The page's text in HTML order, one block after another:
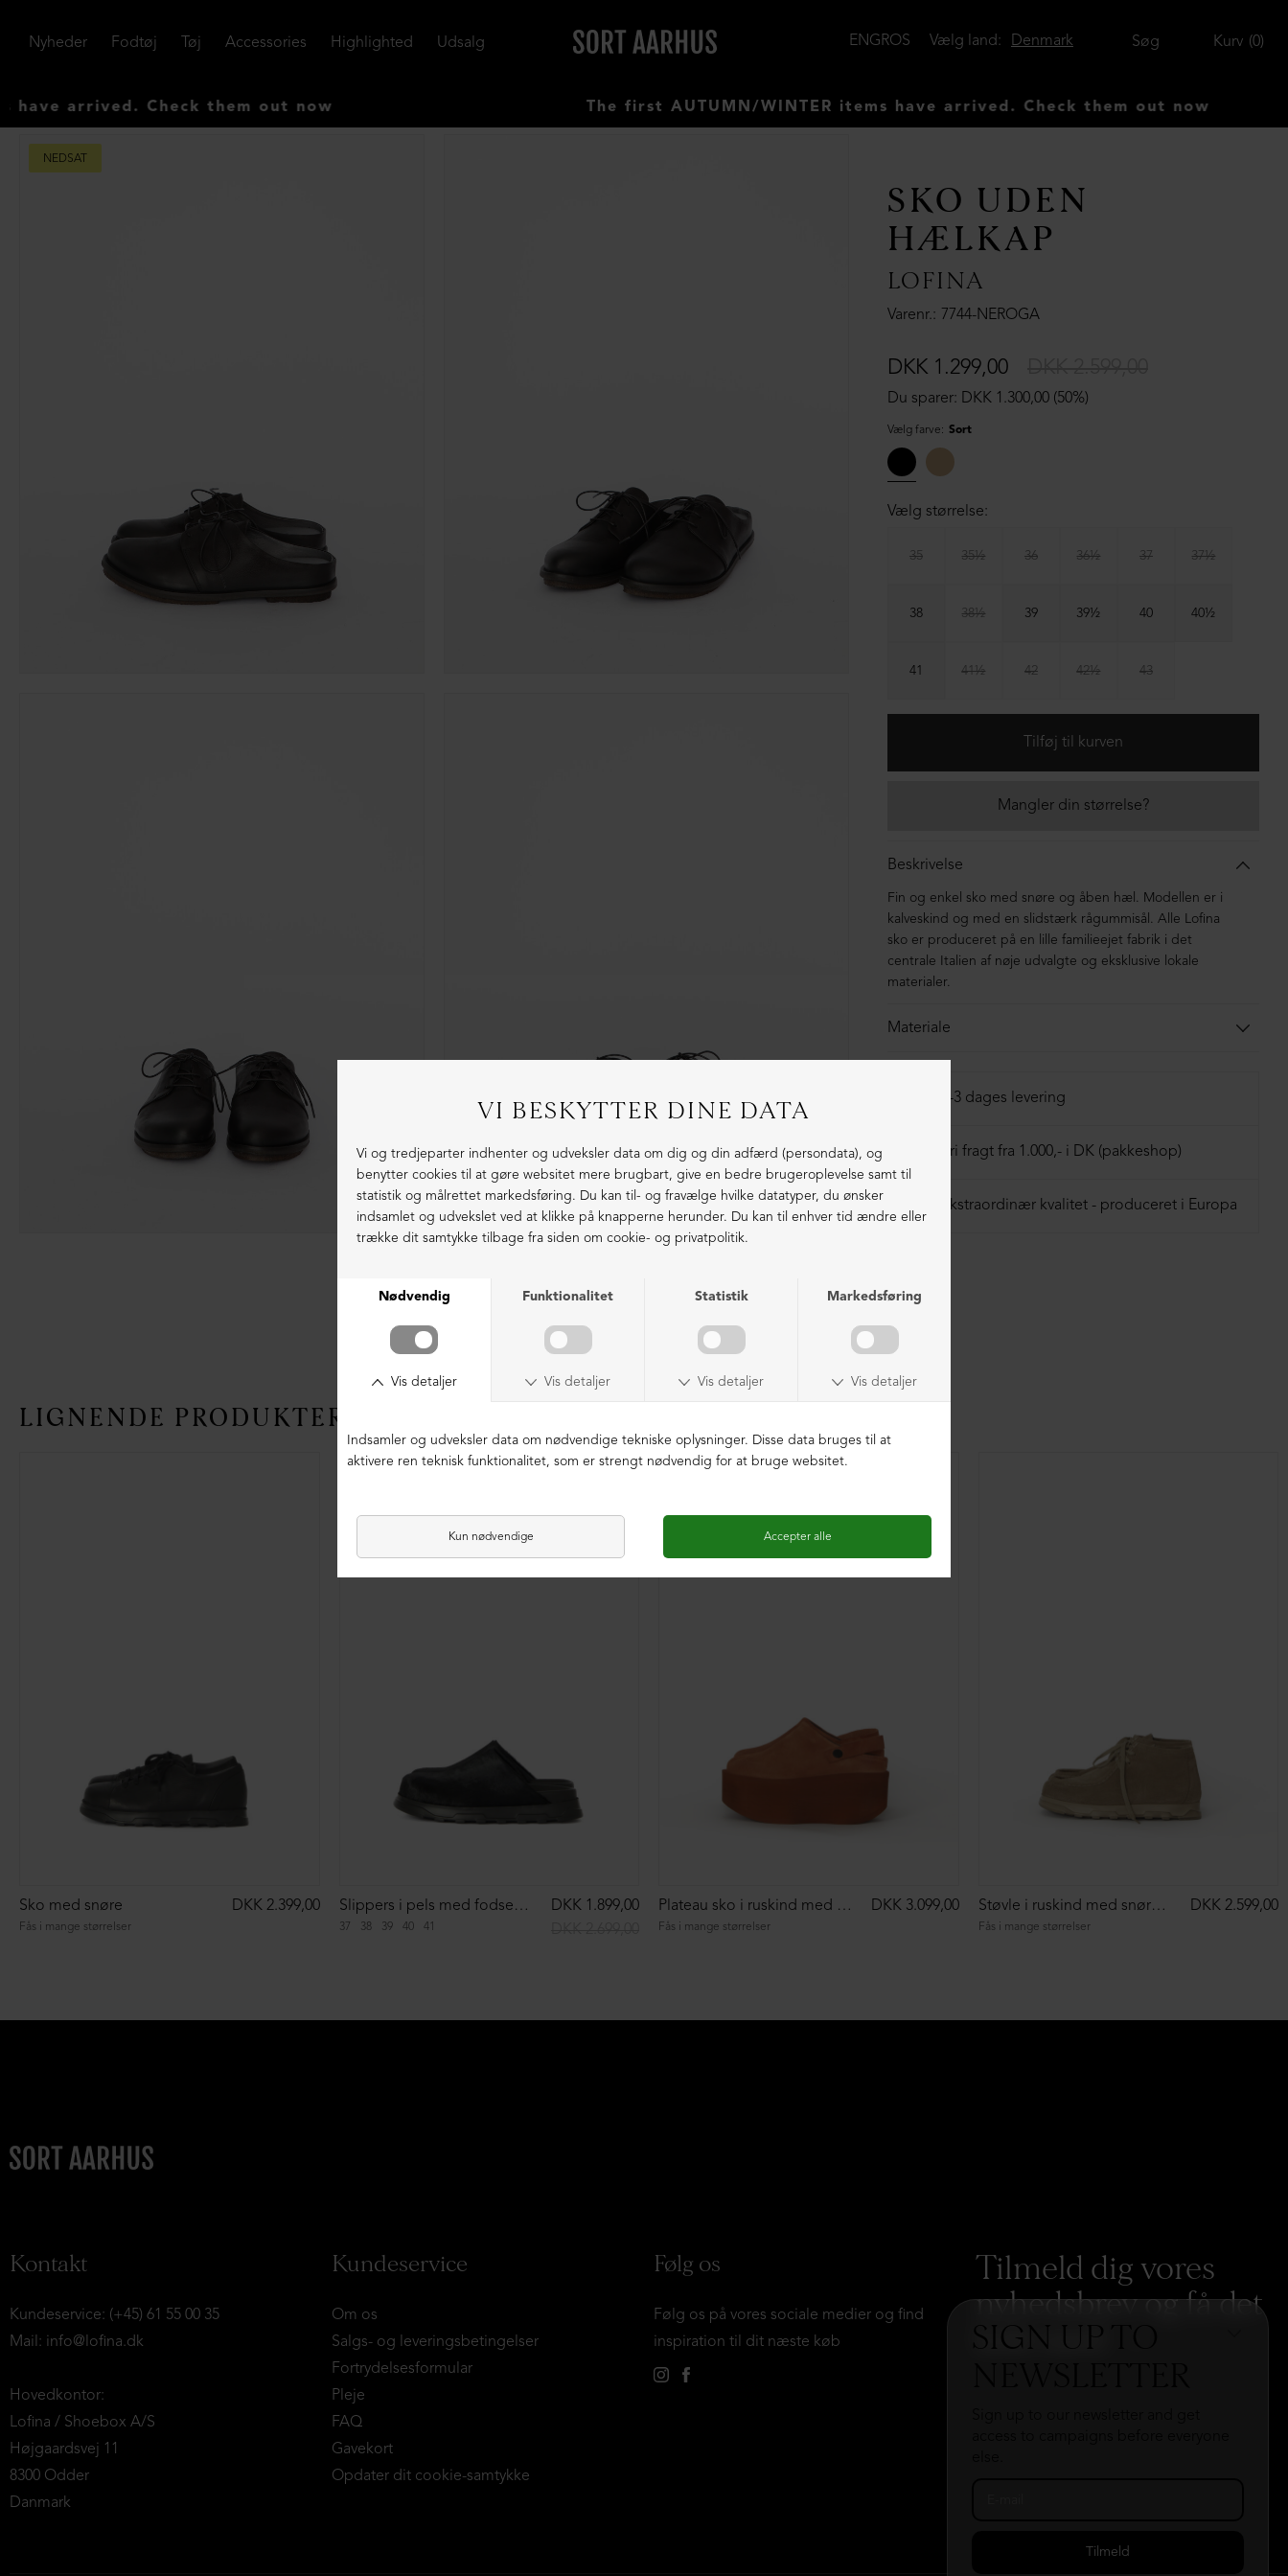
SIGN UP TO
Nyheder Fodtøj Tøj Accessories Highlighted Udsalg Kurv 0
Søg
Denmark
Vælg land:
ENGROS
arrived. Check them out now The first AUTUMN/WINTER items have arrived. Check them out now
NEDSAT
SKO UDEN
HÆLKAP
LOFINA
Varenr. 7744-NEROGA
Du sparer: DKK 1.300,00 (50%)
DKK 1.299,00
Vælg farve: Sort
Vælg størrelse:
35 35½ 36 36½ 37 37½
38 38½ 39 39½ 40 40½
41 41½ 42 42½ 43
Mangler din størrelse?
Beskrivelse
Fin og enkel sko med snøre og åben hæl. Modellen er i
kalveskind og med en slidstærk rågummisål. Alle Lofina
sko er produceret på en lille familieejet fabrik i det
centrale Italien af nøje udvalgte og eksklusive lokale
materialer.
Materiale
Skoen er i kalveskind. Sålen er en rågummisål med læder-
1-3 dages levering
Fri fragt fra 1.000,- i DK (pakkeshop)
Ekstraordinær kvalitet - produceret i Europa
LIGNENDE PRODUKTER
Fås i mange størrelser
Sko med snøre DKK 2.399,00
37 38 39 40 41
Slippers i pels med fodsengssål
DKK 1.899,00
Fås i mange størrelser
Plateau sko i ruskind med rem DKK 3.099,00
Fås i mange størrelser
Støvle i ruskind med snøre og markant syning DKK 2.599,00
Kontakt
Kundeservice: (+45) 61 55 00 35
Mail: info@lofina.dk
Hovedkontor:
Lofina / Shoebox A/S
Højgaardsvej 11
8300 Odder
Danmark
Kundeservice
Om os
Salgs- og leveringsbetingelser
Fortrydelsesformular
Pleje
FAQ
Gavekort
Opdater dit cookie-samtykke
Følg os
Følg os på vores sociale medier og find
inspiration til dit næste køb
Tilmeld dig vores
nyhedsbrev og få det
hele med